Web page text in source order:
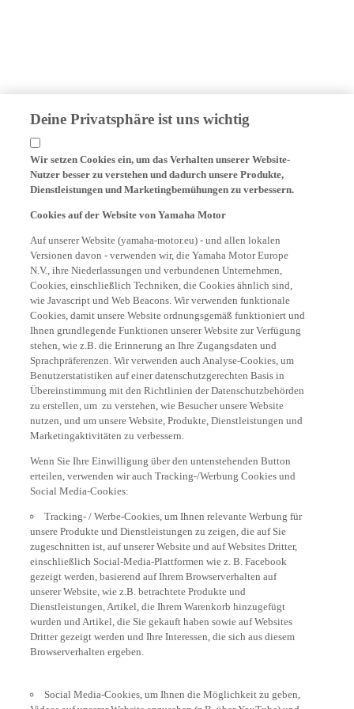
Deine Privatsphäre ist uns wichtig
Nutzer besser zu verstehen und dadurch unsere Produkte,
Dienstleistungen und Marketingbemühungen zu verbessern.
Versionen davon - verwenden wir, die Yamaha Motor Europe
N.V., ihre Niederlassungen und verbundenen Unternehmen,
Cookies, einschließlich Techniken, die Cookies ähnlich sind,
wie Javascript und Web Beacons. Wir verwenden funktionale
Cookies, damit unsere Website ordnungsgemäß funktioniert und
Ihnen grundlegende Funktionen unserer Website zur Verfügung
stehen, wie z.B. die Erinnerung an Ihre Zugangsdaten und
Sprachpräferenzen. Wir verwenden auch Analyse-Cookies, um
Benutzerstatistiken auf einer datenschutzgerechten Basis in
Übereinstimmung mit den Richtlinien der Datenschutzbehörden
zu erstellen, um zu verstehen, wie Besucher unsere Website
nutzen, und um unsere Website, Produkte, Dienstleistungen und
Marketingaktivitäten zu verbessern.
erteilen, verwenden wir auch Tracking-/Werbung Cookies und
Social Media-Cookies:
unsere Produkte und Dienstleistungen zu zeigen, die auf Sie
zugeschnitten ist, auf unserer Website und auf Websites Dritter,
einschließlich Social-Media-Plattformen wie z. B. Facebook
unserer Website, wie z.B. betrachtete Produkte und
Dienstleistungen, Artikel, die Ihrem Warenkorb hinzugefügt
wurden und Artikel, die Sie gekauft haben sowie auf Websites
Dritter gezeigt werden und Ihre Interessen, die sich aus diesem
Browserverhalten ergeben.
Videos auf unserer Website anzusehen (z.B. über YouTube) und